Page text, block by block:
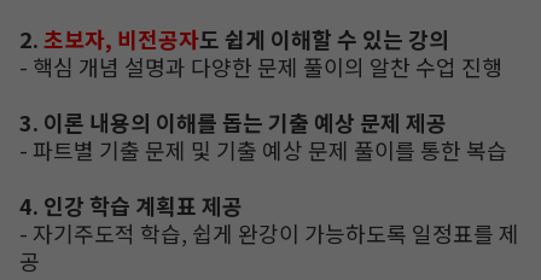
2.초보자, 비전공자도 쉽게 이해할 수 있는 강의
- 핵심 개념 설명과 다양한 문제 풀이의 알찬 수업 진행
3. 이론 내용의 이해를 돕는 기출 예상 문제 제공
- 파트별 기출 문제 및 기출 예상 문제 풀이를 통한 복습
4. 인강 학습 계획표 제공
- 자기주도적 학습, 쉽게 완강이 가능하도록 일정표를 제
공